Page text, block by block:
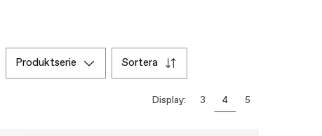
produktserie sortera
Display: 3 4 5